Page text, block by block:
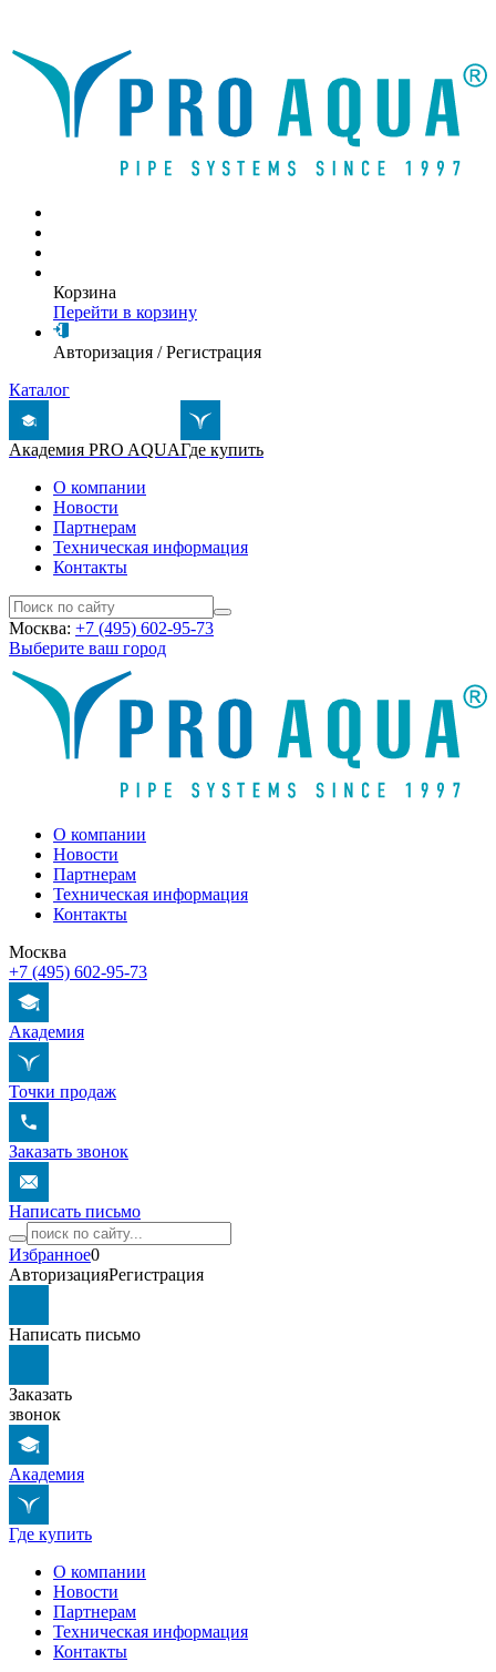
Корзина
Перейти в корзину
Авторизация /Регистрация
Каталог
Академия PRO AQUAГде купить
О компании
Новости
Партнерам
Техническая информация
Контакты
Москва: +7 (495) 602-95-73
Выберите ваш город
О компании
Новости
Партнерам
Техническая информация
Контакты
Москва
+7 (495) 602-95-73
Академия
Точки продаж
Заказать звонок
Написать письмо
Избранное0
АвторизацияРегистрация
Написать письмо
Заказать
звонок
Академия
Где купить
О компании
Новости
Партнерам
Техническая информация
Контакты